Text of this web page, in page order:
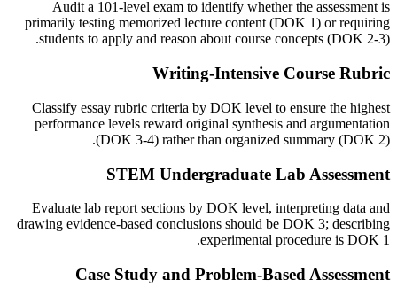
Audit a 101-level exam to identify whether the assessment is
primarily testing memorized lecture content (DOK 1) or requiring
students to apply and reason about course concepts (DOK 2-3).
Writing-Intensive Course Rubric
Classify essay rubric criteria by DOK level to ensure the highest
performance levels reward original synthesis and argumentation
(DOK 3-4) rather than organized summary (DOK 2).
STEM Undergraduate Lab Assessment
Evaluate lab report sections by DOK level, interpreting data and
drawing evidence-based conclusions should be DOK 3; describing
experimental procedure is DOK 1.
Case Study and Problem-Based Assessment